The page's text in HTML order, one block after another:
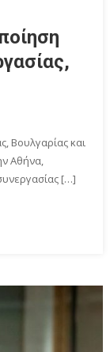
Βουλγαρίας και
Αθήνα,
[…]